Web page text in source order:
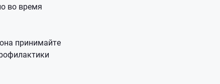
во время
принимайте